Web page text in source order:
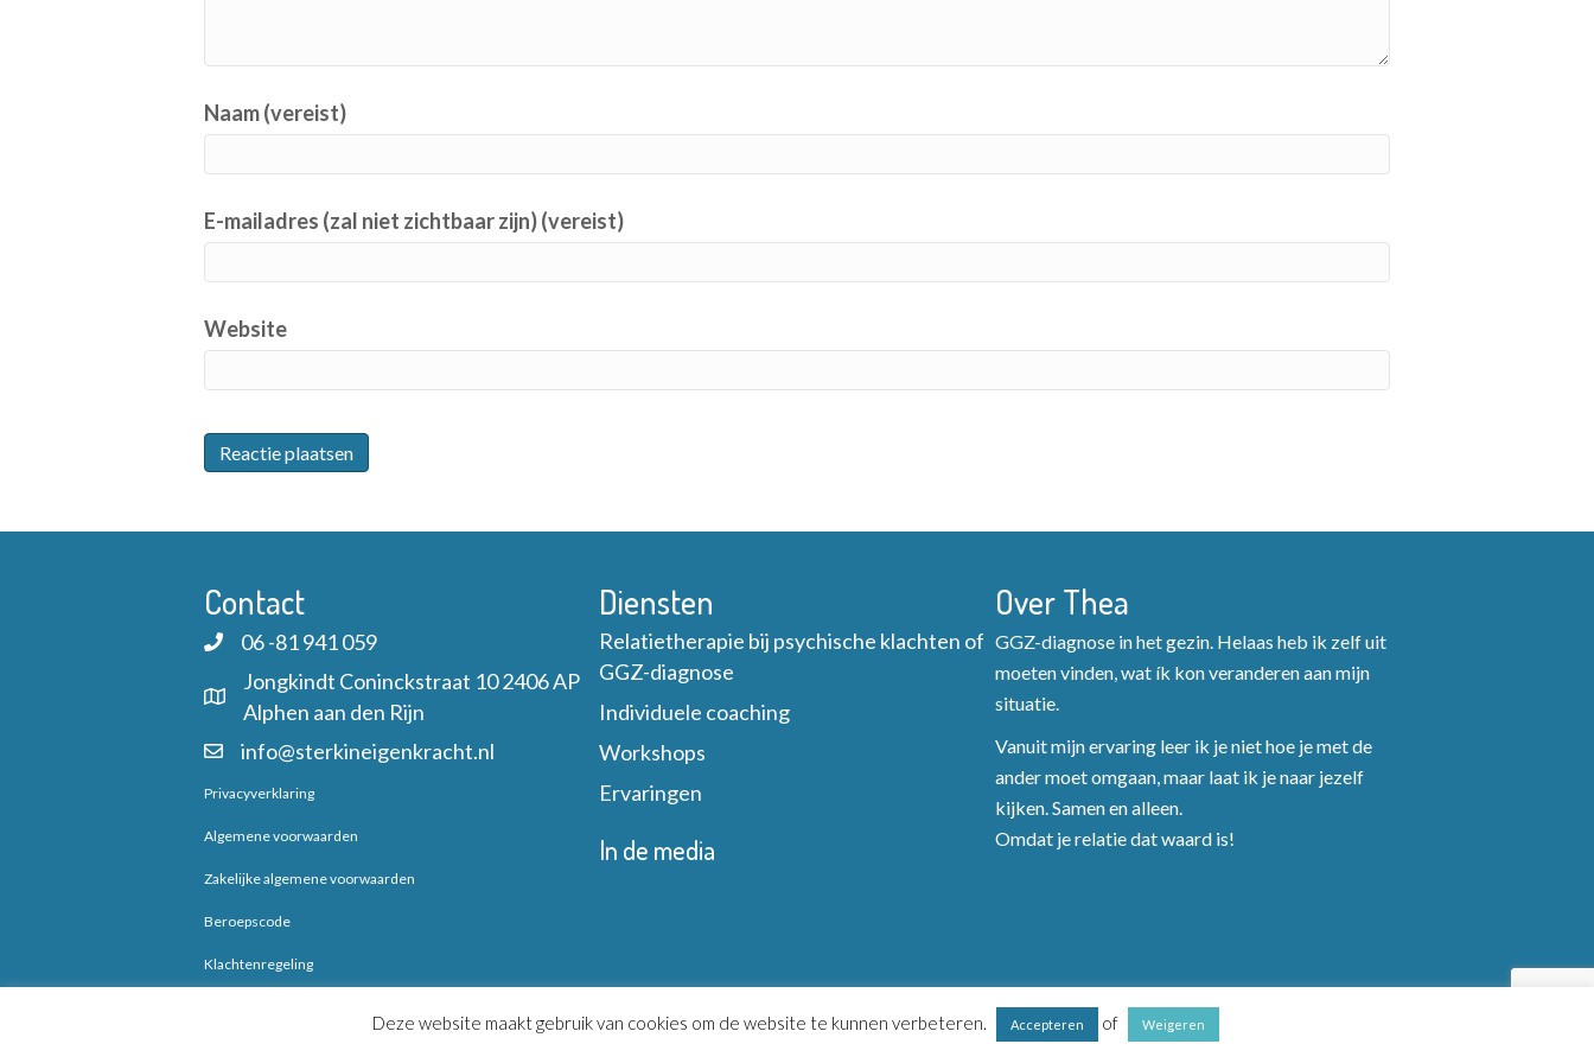
Naam (vereist)
E-mailadres (zal niet zichtbaar zijn) (vereist)
Website
Contact
06 -81 941 059
Jongkindt Coninckstraat 10 2406 AP
Alphen aan den Rijn
info@sterkineigenkracht.nl
Privacyverklaring
Algemene voorwaarden
Zakelijke algemene voorwaarden
Beroepscode
Klachtenregeling
Diensten
Relatietherapie bij psychische klachten of
GGZ-diagnose
Individuele coaching
Workshops
Ervaringen
In de media
Over Thea
GGZ-diagnose in het gezin. Helaas heb ik zelf uit
moeten vinden, wat ík kon veranderen aan mijn
situatie.
Vanuit mijn ervaring leer ik je niet hoe je met de
ander moet omgaan, maar laat ik je naar jezelf
kijken. Samen en alleen.
Omdat je relatie dat waard is!
Deze website maakt gebruik van cookies om de website te kunnen verbeteren. Accepteren of Weigeren